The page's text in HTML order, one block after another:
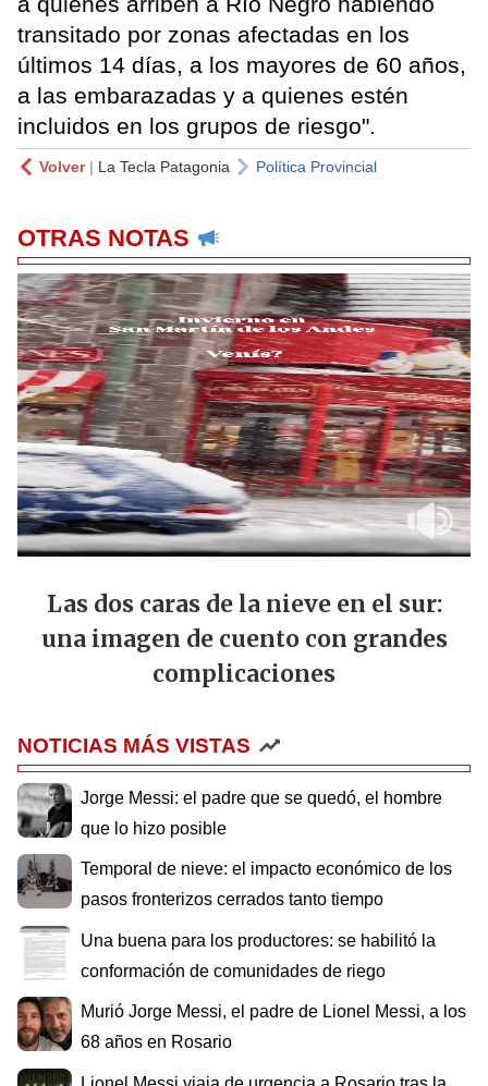
transitado por zonas afectadas en los
últimos 14 días, a los mayores de 60 años,
a las embarazadas y a quienes estén
incluidos en los grupos de riesgo".
Volver| La Tecla Patagonia Política Provincial
OTRAS NOTAS
Las dos caras de la nieve en el sur:
una imagen de cuento con grandes
complicaciones
NOTICIAS MÁS VISTAS
Jorge Messi: el padre que se quedó, el hombre
que lo hizo posible
Temporal de nieve: el impacto económico de los
pasos fronterizos cerrados tanto tiempo
Una buena para los productores: se habilitó la
conformación de comunidades de riego
Murió Jorge Messi, el padre de Lionel Messi, a los
68 años en Rosario